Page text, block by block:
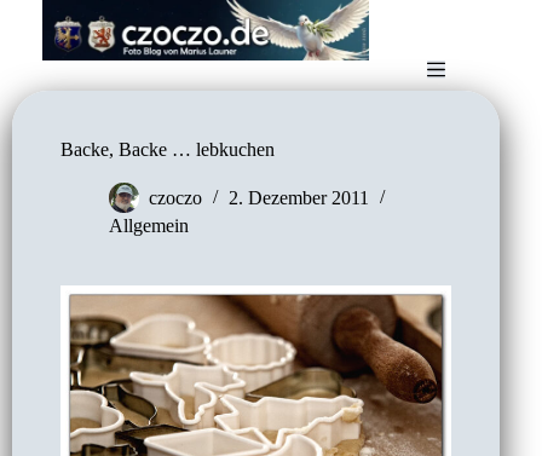
springen
Backe, Backe … lebkuchen
czoczo
2. Dezember 2011
Allgemein